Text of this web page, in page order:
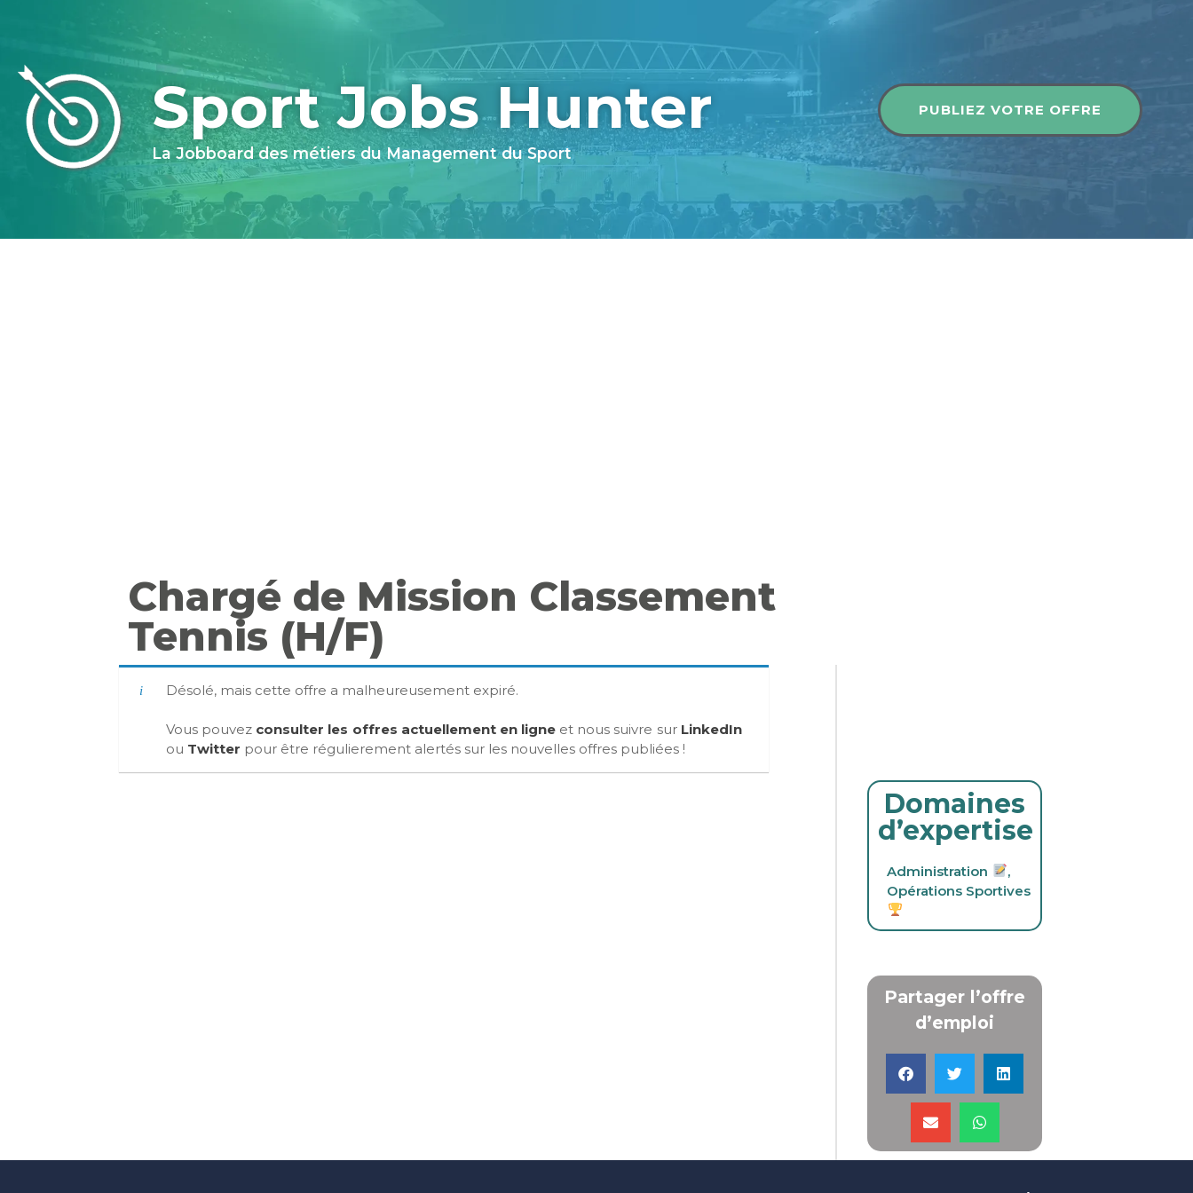
Sport Jobs Hunter
La Jobboard des métiers du Management du Sport
PUBLIEZ VOTRE OFFRE
Chargé de Mission Classement
Tennis (H/F)
Désolé, mais cette offre a malheureusement expiré.
Vous pouvez consulter les offres actuellement en ligneet nous suivre sur LinkedIn
ou Twitter pour être régulierement alertés sur les nouvelles offres publiées !
Domaines
d’expertise
Administration
,
Opérations Sportives
Partager l’offre
d’emploi